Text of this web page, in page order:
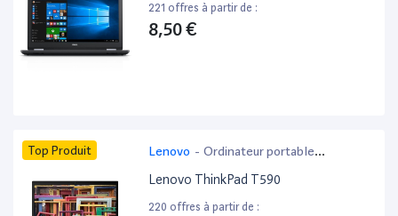
221 offres à partir de :
8,50 €
Top Produit Lenovo - Ordinateur portable
bureautique
Lenovo ThinkPad T590
220 offres à partir de :